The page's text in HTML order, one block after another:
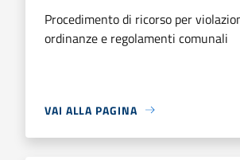
Procedimento di ricorso per
ordinanze e regolamenti comunali
VAI ALLA PAGINA